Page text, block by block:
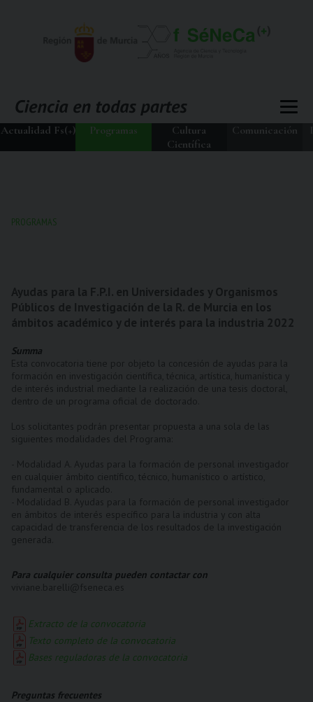
Actualidad Fs(+) Programas
Cultura
Científica
Comunicación
PROGRAMAS
Summa
Para cualquier consulta pueden contactar con
Extracto de la convocatoria
Texto completo de la convocatoria
Bases reguladoras de la convocatoria
Preguntas frecuentes